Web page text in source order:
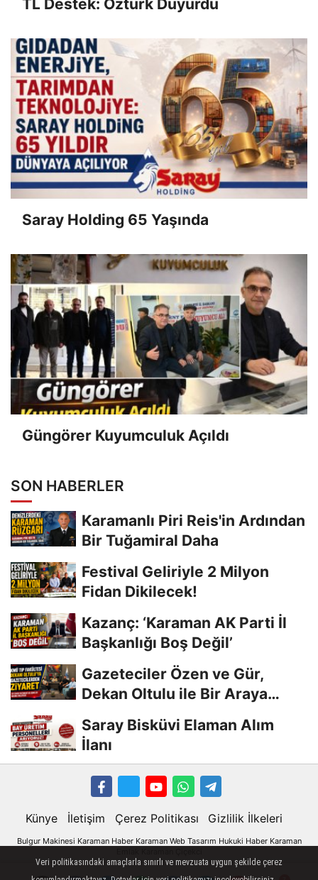
TL Destek: Öztürk Duyurdu
Saray Holding 65 Yaşında
Güngörer Kuyumculuk Açıldı
SON HABERLER
Karamanlı Piri Reis'in Ardından
Bir Tuğamiral Daha
Festival Geliriyle 2 Milyon
Fidan Dikilecek!
Kazanç: ‘Karaman AK Parti İl
Başkanlığı Boş Değil’
Gazeteciler Özen ve Gür,
Dekan Oltulu ile Bir Araya
Saray Bisküvi Elaman Alım
İlanı
Künye İletişim Çerez Politikası Gizlilik İlkeleri
Bulgur Makinesi Karaman Haber Karaman Web Tasarım Hukuki Haber Karaman
Karaman
Veri politikasındaki amaçlarla sınırlı ve mevzuata uygun şekilde çerez